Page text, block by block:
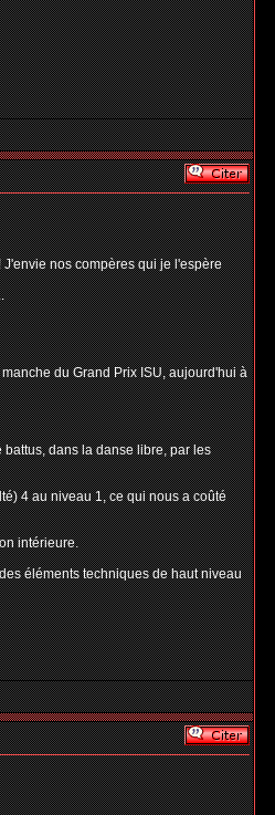
nos compères qui je l'espère
du Grand Prix ISU, aujourd'hui à
dans la danse libre, par les
4 au niveau 1, ce qui nous a coûté
intérieure.
éléments techniques de haut niveau